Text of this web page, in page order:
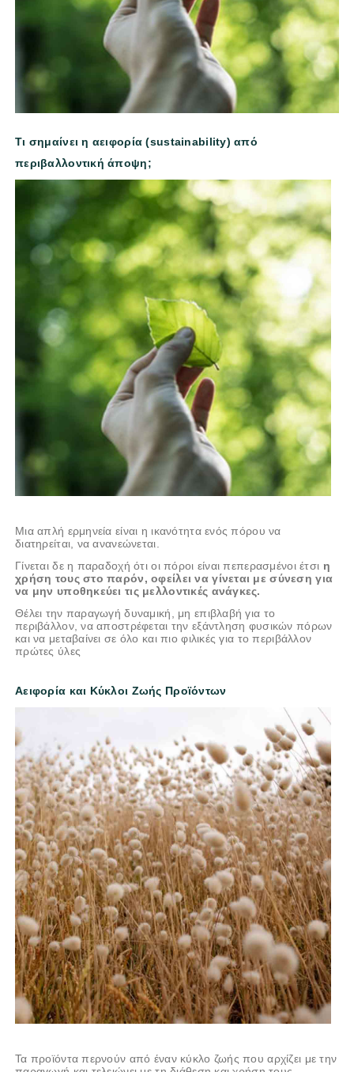
Τι σημαίνει η αειφορία (sustainability) από
περιβαλλοντική άποψη;
Μια απλή ερμηνεία είναι η ικανότητα ενός πόρου να
διατηρείται, να ανανεώνεται.
Γίνεται δε η παραδοχή ότι οι πόροι είναι πεπερασμένοι έτσι η
χρήση τους στο παρόν, οφείλει να γίνεται με σύνεση για
να μην υποθηκεύει τις μελλοντικές ανάγκες.
Θέλει την παραγωγή δυναμική, μη επιβλαβή για το
περιβάλλον, να αποστρέφεται την εξάντληση φυσικών πόρων
και να μεταβαίνει σε όλο και πιο φιλικές για το περιβάλλον
πρώτες ύλες
Αειφορία και Κύκλοι Ζωής Προϊόντων
Τα προϊόντα περνούν από έναν κύκλο ζωής που αρχίζει με την